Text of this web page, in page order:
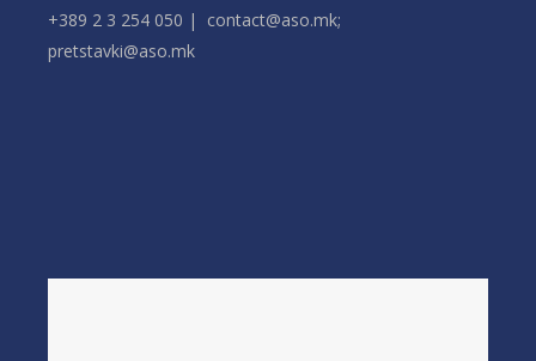
+389 2 3 254 050 | contact@aso.mk;
pretstavki@aso.mk